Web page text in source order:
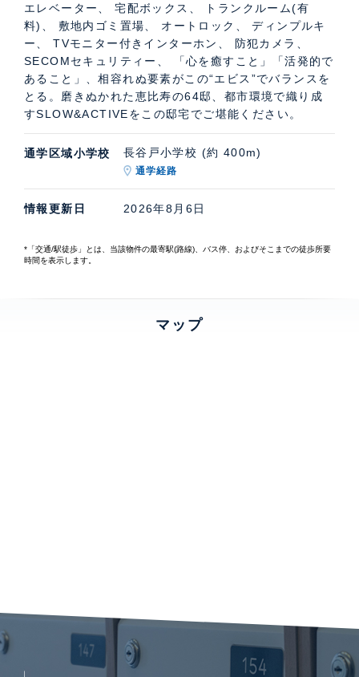
エレベーター、 宅配ボックス、 トランクルーム(有
料)、 敷地内ゴミ置場、 オートロック、 ディンプルキ
ー、 TVモニター付きインターホン、 防犯カメラ、
SECOMセキュリティー、 「心を癒すこと」「活発的で
あること」、相容れぬ要素がこの“エビス”でバランスを
とる。磨きぬかれた恵比寿の64邸、都市環境で織り成
すSLOW&ACTIVEをこの邸宅でご堪能ください。
通学区域小学校 長谷戸小学校 (約 400m)
通学経路
情報更新日 2026年8月6日
*「交通/駅徒歩」とは、当該物件の最寄駅(路線)、バス停、およびそこまでの徒歩所要
時間を表示します。
マップ